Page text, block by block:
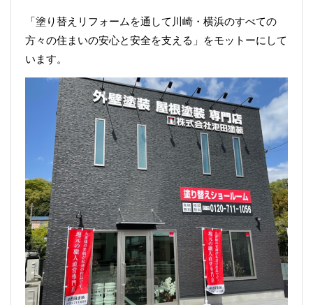
「塗り替えリフォームを通して川崎・横浜のすべての
方々の住まいの安心と安全を支える」をモットーにして
います。